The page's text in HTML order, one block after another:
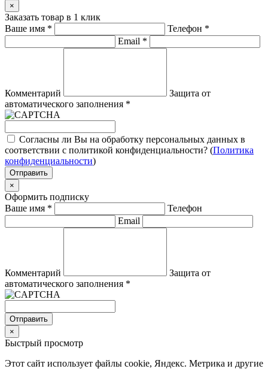
×
Заказать товар в 1 клик
Ваше имя * Телефон *
Email *
Комментарий
Защита от
автоматического заполнения *
Согласны ли Вы на обработку персональных данных в
соответствии с политикой конфиденциальности? (Политика
конфиденциальности)
Отправить
×
Оформить подписку
Ваше имя *
Телефон
Email
Комментарий
Защита от
автоматического заполнения *
Отправить
×
Быстрый просмотр
Этот сайт использует файлы cookie, Яндекс. Метрика и другие